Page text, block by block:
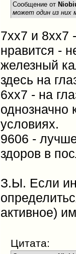
Сообщение от
может один из них
7хх7 и 8хх7
нравится -
железный
здесь на
6хх7 - на
однозначно
условиях.
9606 -
здоров в
З.Ы. Если
активное)
Цитата: